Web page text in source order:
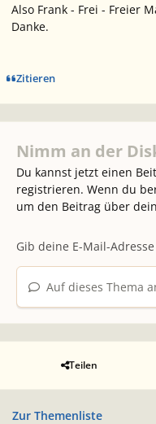
Also Frank - Frei - Freier
Danke.
Zitieren
Nimm an der
Du kannst jetzt einen
registrieren. Wenn du
um den Beitrag über
Auf dieses Thema
Teilen
Zur Themenliste